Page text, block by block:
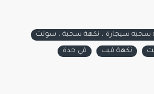
سحبه سيجارة ، نكهة سحبة ، سولت
نكهة فيب في جدة